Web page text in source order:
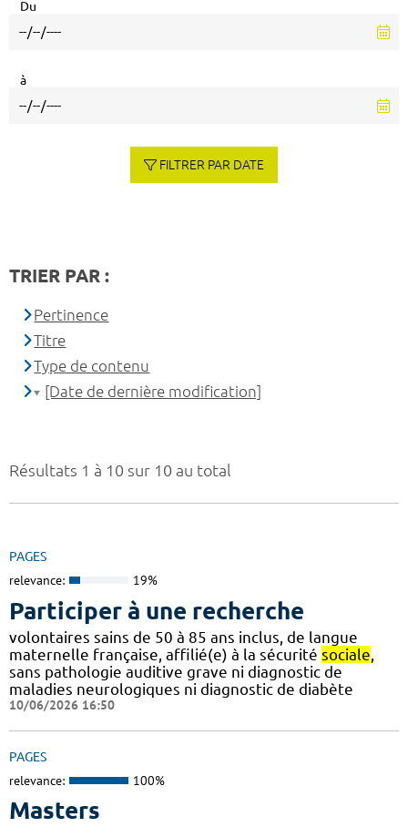
Résultats 1 à 10 sur 10 au total
PAGES
relevance: 19%
Participer à une recherche
volontaires sains de 50 à 85 ans inclus, de langue
maternelle française, affilié(e) à la sécurité sociale
sans pathologie auditive grave ni diagnostic de
maladies neurologiques ni diagnostic de diabète
10/06/2026 16:50
PAGES
relevance: 100%
Masters
Du
à
FILTRER PAR DATE
TRIER PAR :
Pertinence
Titre
Type de contenu
[Date de dernière modification]